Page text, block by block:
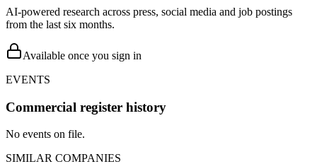
AI-powered research across press, social media and job postings
from the last six months.
Available once you sign in
EVENTS
Commercial register history
No events on file.
SIMILAR COMPANIES